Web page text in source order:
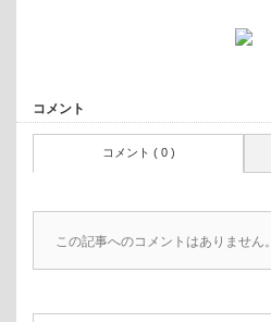
コメント
コメント ( 0 )
この記事へのコメントはありません。